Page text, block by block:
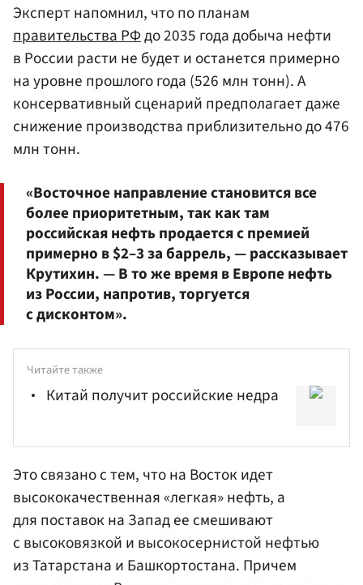
Эксперт напомнил, что по планам
правительства РФдо 2035 года добыча нефти
в России расти не будет и останется примерно
на уровне прошлого года (526 млн тонн). А
консервативный сценарий предполагает даже
снижение производства приблизительно до 476
млн тонн.
«Восточное направление становится все
более приоритетным, так как там
российская нефть продается с премией
примерно в $2–3 за баррель, — рассказывает
Крутихин. — В то же время в Европе нефть
из России, напротив, торгуется
с дисконтом».
Читайте также
Китай получит российские недра
Это связано с тем, что на Восток идет
высококачественная «легкая» нефть, а
для поставок на Запад ее смешивают
с высоковязкой и высокосернистой нефтью
из Татарстана и Башкортостана. Причем